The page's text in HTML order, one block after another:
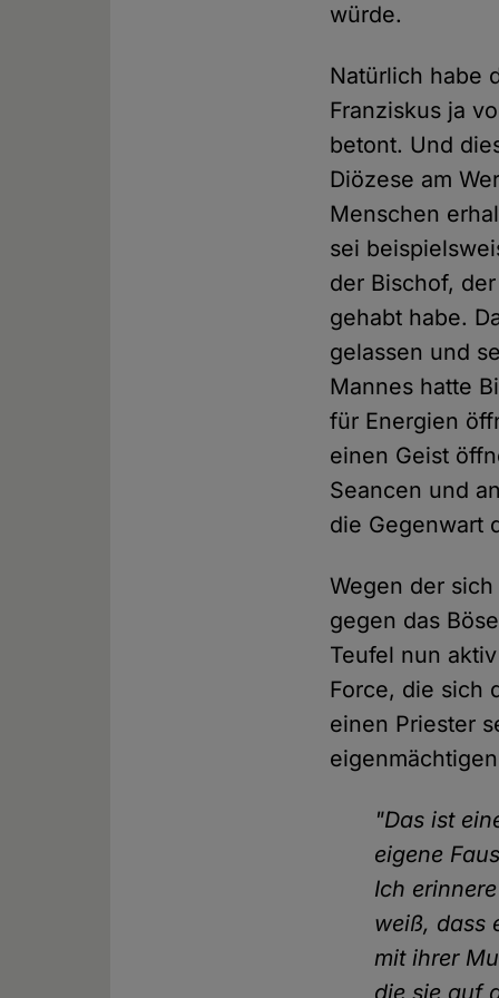
würde.
Natürlich habe
Franziskus ja
betont. Und
Diözese am
Menschen
sei
der Bischof,
gehabt habe.
gelassen und
Mannes hatte
für Energien
einen Geist
Seancen und
die Gegenwart
Wegen der
gegen das
Teufel nun
Force, die sich
einen Priester
"Das ist
eigene
Ich
weiß, dass
mit ihrer